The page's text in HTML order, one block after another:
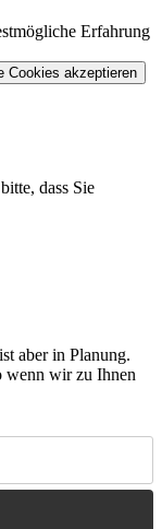
Erfahrung
Cookies akzeptieren
dass Sie
aber in Planung.
wenn wir zu Ihnen